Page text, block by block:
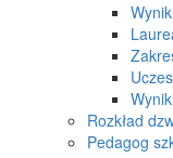
Rozkład
Pedagog